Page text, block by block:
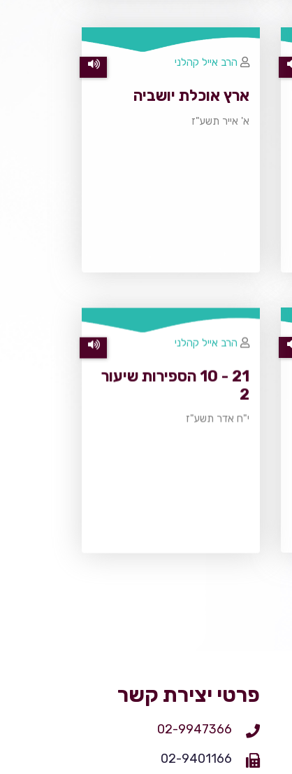
ארץ אוכלת יושביה
א' אייר תשע"ז
הרב אייל קהלני
21 - 10 הספירות שיעור
2
י"ח אדר תשע"ז
הרב אייל קהלני
פרטי יצירת קשר
02-9947366
02-9401166